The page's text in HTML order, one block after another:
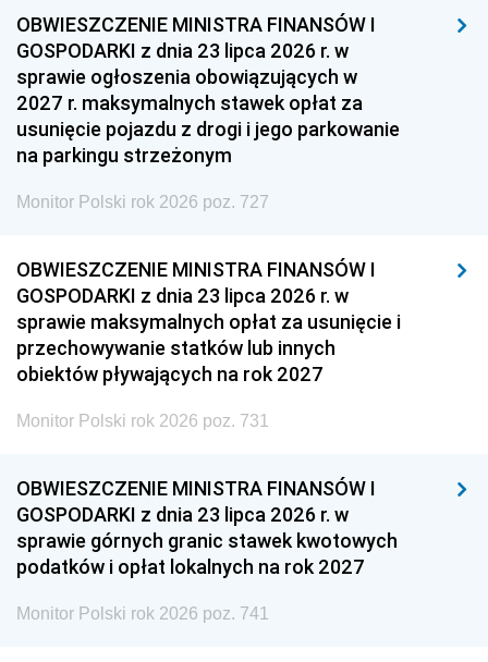
OBWIESZCZENIE MINISTRA FINANSÓW I
GOSPODARKI z dnia 23 lipca 2026 r. w
sprawie ogłoszenia obowiązujących w
2027 r. maksymalnych stawek opłat za
usunięcie pojazdu z drogi i jego parkowanie
na parkingu strzeżonym
Monitor Polski rok 2026 poz. 727
OBWIESZCZENIE MINISTRA FINANSÓW I
GOSPODARKI z dnia 23 lipca 2026 r. w
sprawie maksymalnych opłat za usunięcie i
przechowywanie statków lub innych
obiektów pływających na rok 2027
Monitor Polski rok 2026 poz. 731
OBWIESZCZENIE MINISTRA FINANSÓW I
GOSPODARKI z dnia 23 lipca 2026 r. w
sprawie górnych granic stawek kwotowych
podatków i opłat lokalnych na rok 2027
Monitor Polski rok 2026 poz. 741